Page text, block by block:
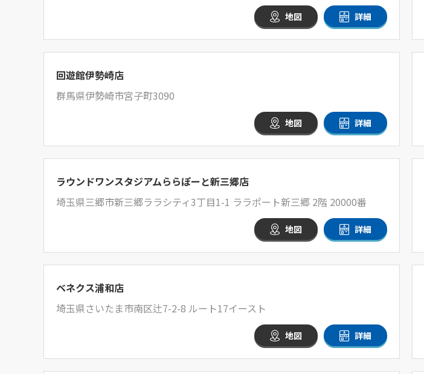
地図 詳細
回遊館伊勢崎店
群馬県伊勢崎市宮子町3090
地図 詳細
ラウンドワンスタジアムららぽーと新三郷店
埼玉県三郷市新三郷ララシティ3丁目1-1 ララポート新三郷 2階 20000番
地図 詳細
ベネクス浦和店
埼玉県さいたま市南区辻7-2-8 ルート17イースト
地図 詳細